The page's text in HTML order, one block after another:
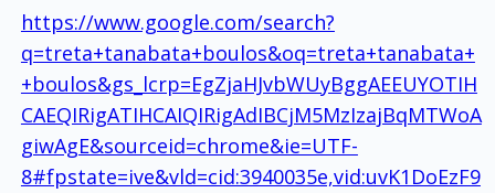
https://www.google.com/search?
q=treta+tanabata+boulos&oq=treta+tanabata+
+boulos&gs_lcrp=EgZjaHJvbWUyBggAEEUYOTIH
CAEQIRigATIHCAIQIRigAdIBCjM5MzIzajBqMTWoA
giwAgE&sourceid=chrome&ie=UTF-
8#fpstate=ive&vld=cid:3940035e,vid:uvK1DoEzF9